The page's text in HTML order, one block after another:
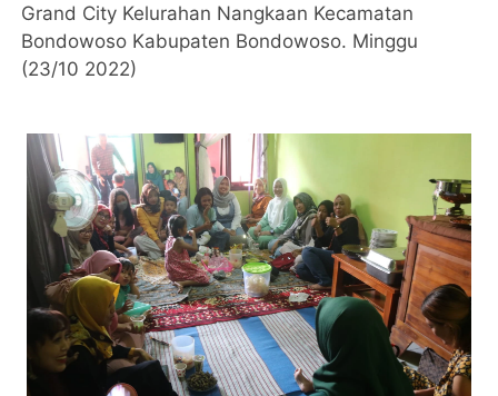
Grand City Kelurahan Nangkaan Kecamatan
Bondowoso Kabupaten Bondowoso. Minggu
(23/10 2022)